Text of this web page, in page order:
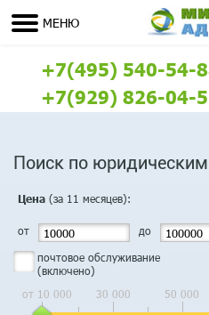
МЕНЮ
+7(495) 540-54-
+7(929) 826-04-
Поиск по
Цена (за 11 месяцев):
от до
почтовое обслуживание
(включено)
от 10 000
30 000 50 000